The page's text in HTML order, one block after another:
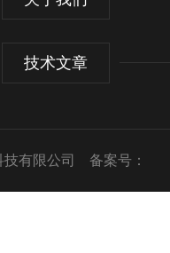
技术文章
有限公司 备案号：